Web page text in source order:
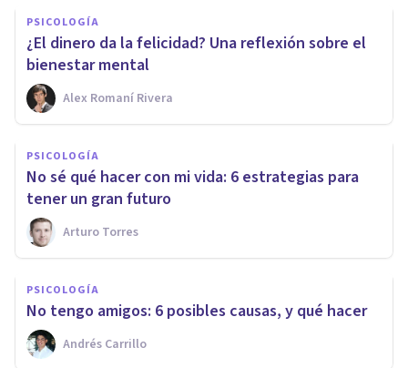
PSICOLOGÍA
¿El dinero da la felicidad? Una reflexión sobre el
bienestar mental
Alex Romaní Rivera
PSICOLOGÍA
No sé qué hacer con mi vida: 6 estrategias para
tener un gran futuro
Arturo Torres
PSICOLOGÍA
No tengo amigos: 6 posibles causas, y qué hacer
Andrés Carrillo